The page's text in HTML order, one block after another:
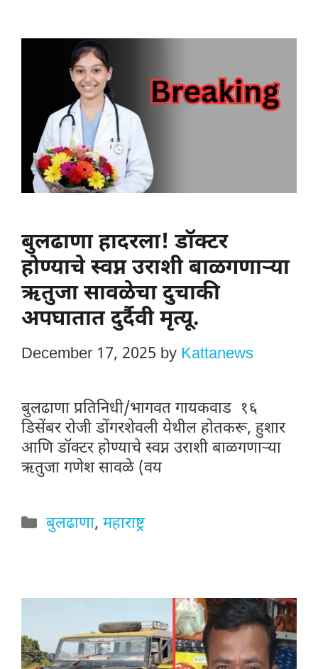
बुलढाणा हादरला! डॉक्टर
होण्याचे स्वप्न उराशी बाळगणाऱ्या
ऋतुजा सावळेचा दुचाकी
अपघातात दुर्दैवी मृत्यू.
December 17, 2025 by Kattanews
बुलढाणा प्रतिनिधी/भागवत गायकवाड १६
डिसेंबर रोजी डोंगरशेवली येथील होतकरू, हुशार
आणि डॉक्टर होण्याचे स्वप्न उराशी बाळगणाऱ्या
ऋतुजा गणेश सावळे (वय
Categories
बुलढाणा,महाराष्ट्र